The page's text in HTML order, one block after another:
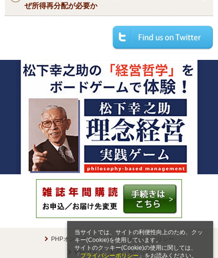
当サイトでは、サイトの利便性向上のため、クッ
キー(Cookie)を使用しています。
サイトのクッキー(Cookie)の使用に関しては、
「 プライバシーポリシー 」をお読みください。
ぜ所得再分配が必要か
PHPオンラインとは
プライバシーポリシー
Webサイトご利用にあたって